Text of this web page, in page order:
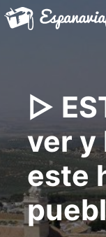
Saltar
▷
ver y
este